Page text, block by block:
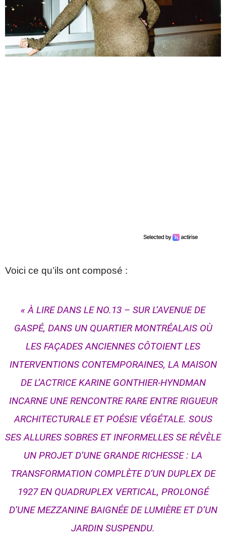
Voici ce qu’ils ont composé :
« À LIRE DANS LE NO.13 – SUR L’AVENUE DE
GASPÉ, DANS UN QUARTIER MONTRÉALAIS OÙ
LES FAÇADES ANCIENNES CÔTOIENT LES
INTERVENTIONS CONTEMPORAINES, LA MAISON
DE L’ACTRICE KARINE GONTHIER-HYNDMAN
INCARNE UNE RENCONTRE RARE ENTRE RIGUEUR
ARCHITECTURALE ET POÉSIE VÉGÉTALE. SOUS
SES ALLURES SOBRES ET INFORMELLES SE RÉVÈLE
UN PROJET D’UNE GRANDE RICHESSE : LA
TRANSFORMATION COMPLÈTE D’UN DUPLEX DE
1927 EN QUADRUPLEX VERTICAL, PROLONGÉ
D’UNE MEZZANINE BAIGNÉE DE LUMIÈRE ET D’UN
JARDIN SUSPENDU.⁠